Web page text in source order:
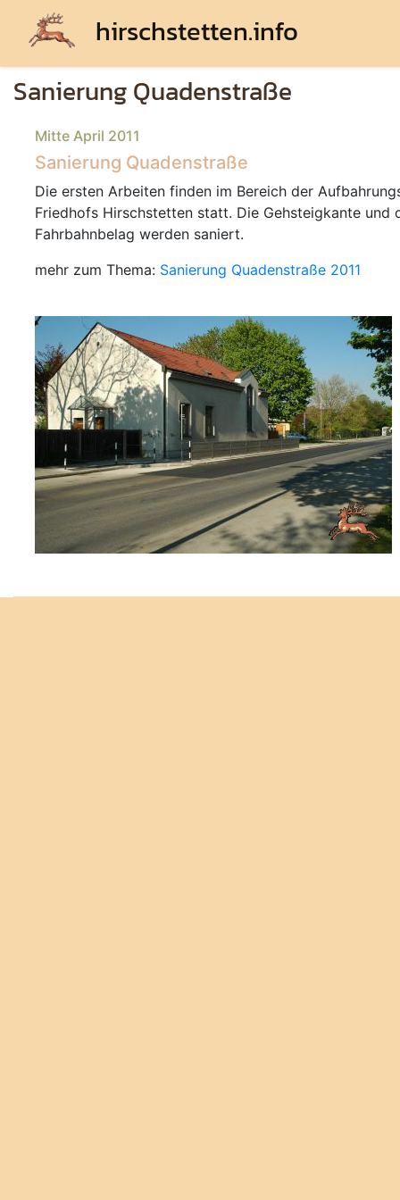
hirschstetten.info
Sanierung Quadenstraße
Mitte April 2011
Sanierung Quadenstraße
Die ersten Arbeiten finden im Bereich der
Friedhofs Hirschstetten statt. Die Gehsteigkante und
Fahrbahnbelag werden saniert.
mehr zum Thema: Sanierung Quadenstraße 2011